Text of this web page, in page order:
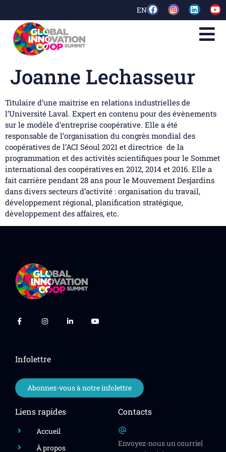
EN
Joanne Lechasseur
Titulaire d’une maitrise en relations industrielles de
l’Université Laval. Expert en contenu pour des évènements
sur le modèle d’entreprise coopérative. Elle a été
responsable de l’organisation du congrès mondial des
coopératives de l’ACI Séoul 2021 et directrice de la
programmation et des activités scientifiques pour le Sommet
international des coopératives en 2012, 2014 et 2016. Elle a
fait carrière pendant 28 ans pour le Mouvement Desjardins
dans divers secteurs d’activité : organisation du travail,
développement régional, planification stratégique,
développement des affaires, etc.
Liens rapides
Accueil
À propos
Contacts
Envoyez-nous un courriel
Infolettre
Abonnez-vous à notre infolettre